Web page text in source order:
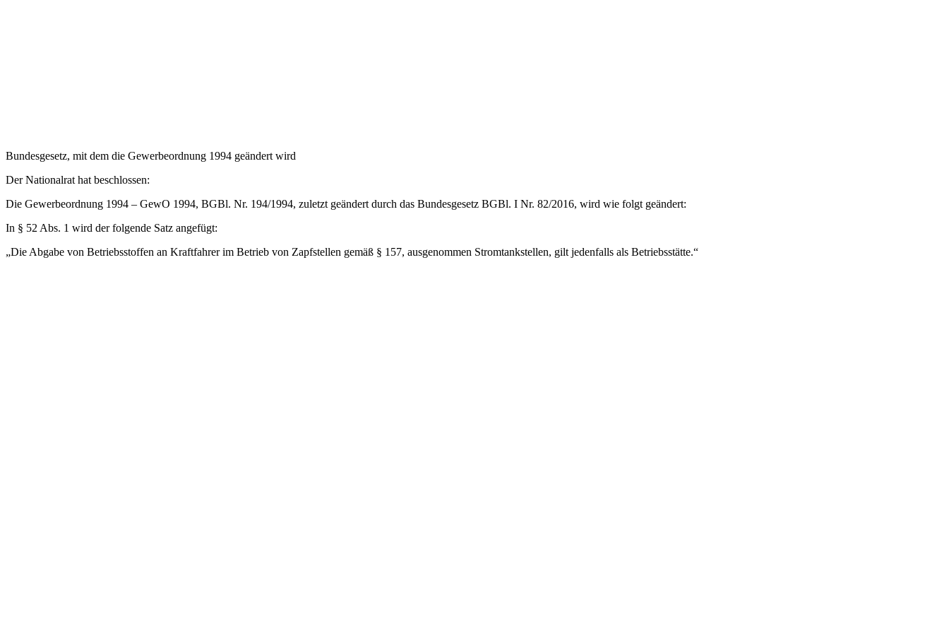
Bundesgesetz, mit dem die Gewerbeordnung 1994 geändert wird
Der Nationalrat hat beschlossen:
Die Gewerbeordnung 1994 – GewO 1994, BGBl. Nr. 194/1994, zuletzt geändert durch das Bundesgesetz BGBl. I Nr. 82/2016, wird wie folgt geändert:
In § 52 Abs. 1 wird der folgende Satz angefügt:
„Die Abgabe von Betriebsstoffen an Kraftfahrer im Betrieb von Zapfstellen gemäß § 157, ausgenommen Stromtankstellen, gilt jedenfalls als Betriebsstätte.“